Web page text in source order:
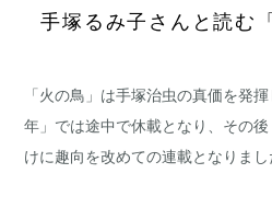
手塚るみ子さんと読む
「火の鳥」は手塚治虫の真価を発
年」では途中で休載となり、その
けに趣向を改めての連載となりまし